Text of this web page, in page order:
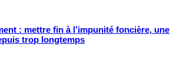
: mettre fin à l’impunité foncière, une
trop longtemps